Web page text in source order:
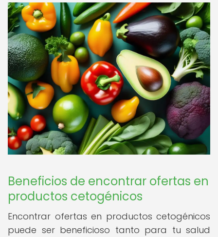
Beneficios de encontrar ofertas en
productos cetogénicos
Encontrar ofertas en productos cetogénicos
puede ser beneficioso tanto para tu salud